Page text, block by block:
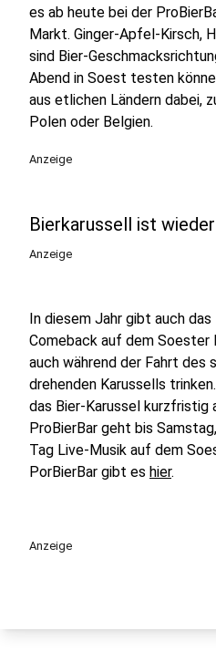
es ab heute bei der
Markt. Ginger-Apfel-Kirsch,
sind Bier-
Abend in Soest testen
aus etlichen Ländern dabei,
Polen oder Belgien.
Anzeige
Bierkarussell ist
Anzeige
In diesem Jahr gibt auch
Comeback auf dem Soester
auch während der Fahrt des
drehenden Karussells
das Bier-Karussel kurzfristig
ProBierBar geht bis
Tag Live-Musik auf dem
PorBierBar gibt es hier.
Anzeige